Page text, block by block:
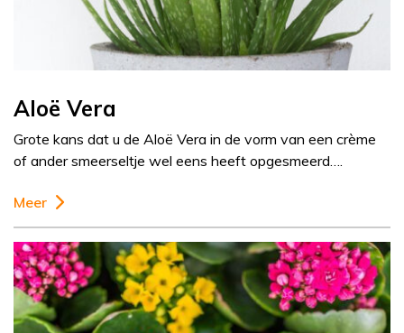
Aloë Vera
Grote kans dat u de Aloë Vera in de vorm van een crème
of ander smeerseltje wel eens heeft opgesmeerd….
Meer